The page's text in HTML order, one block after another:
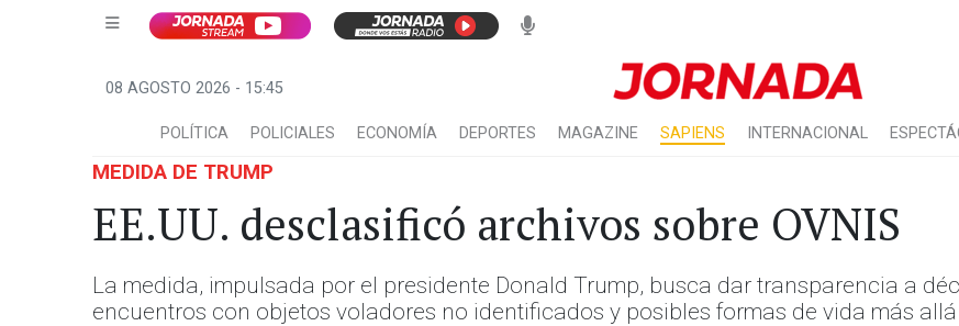
08 AGOSTO 2026 - 15:45
POLÍTICA POLICIALES ECONOMÍA DEPORTES MAGAZINE SAPIENS INTERNACIONAL
MEDIDA DE TRUMP
EE.UU. desclasificó archivos sobre OVNIS
La medida, impulsada por el presidente Donald Trump, busca dar transparencia a
encuentros con objetos voladores no identificados y posibles formas de vida más